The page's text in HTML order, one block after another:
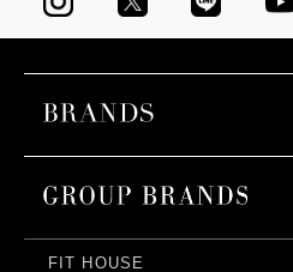
FIT HOUSE